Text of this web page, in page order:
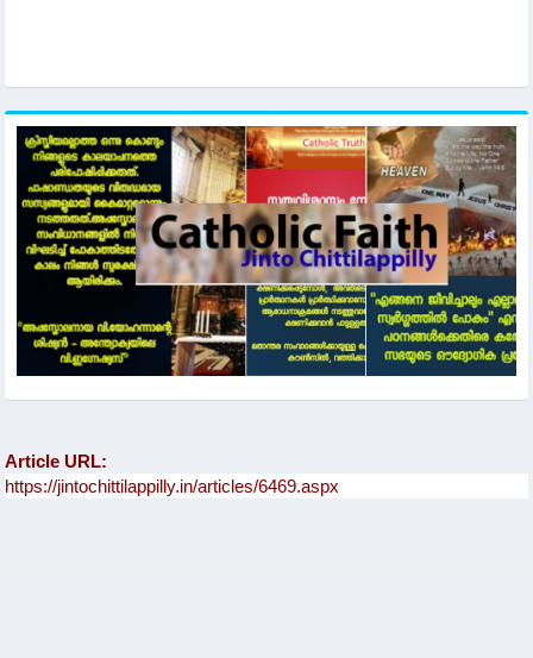
Article URL: